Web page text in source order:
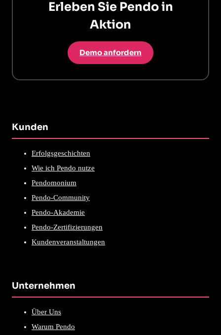
Erleben Sie Pendo in
Aktion
Demo anfordern
Kunden
Erfolgsgeschichten
Wie ich Pendo nutze
Pendomonium
Pendo-Community
Pendo-Akademie
Pendo-Zertifizierungen
Kundenveranstaltungen
Unternehmen
Über Uns
Warum Pendo